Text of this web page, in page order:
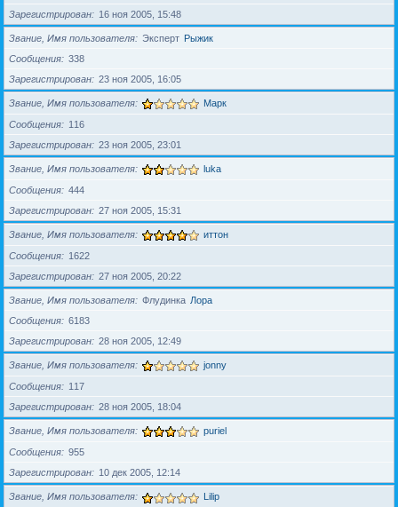
Зарегистрирован
16 ноя 2005, 15:48
Звание, Имя пользователя Эксперт Рыжик
Сообщения
338
Зарегистрирован
23 ноя 2005, 16:05
Звание, Имя пользователя Марк
Сообщения
116
Зарегистрирован
23 ноя 2005, 23:01
Звание, Имя пользователя luka
Сообщения
444
Зарегистрирован
27 ноя 2005, 15:31
Звание, Имя пользователя иттон
Сообщения
1622
Зарегистрирован
27 ноя 2005, 20:22
Звание, Имя пользователя Флудинка Лора
Сообщения
6183
Зарегистрирован
28 ноя 2005, 12:49
Звание, Имя пользователя jonny
Сообщения
117
Зарегистрирован
28 ноя 2005, 18:04
Звание, Имя пользователя puriel
Сообщения
955
Зарегистрирован
10 дек 2005, 12:14
Звание, Имя пользователя Lilip